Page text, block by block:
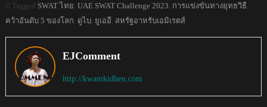
Tagged SWAT ไทย UAE SWAT Challenge 2023 การแข่งขันทางยุทธวิธี
คว้าอันดับ 5 ของโลก ดูไบ, ยูเออี สหรัฐอาหรับเอมิเรตส์
EJComment
http://kwamkidhen.com